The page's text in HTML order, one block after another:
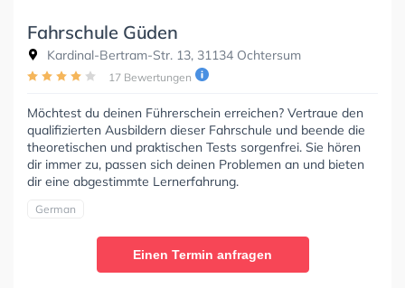
Fahrschule Güden
Kardinal-Bertram-Str. 13, 31134 Ochtersum
17 Bewertungen
Möchtest du deinen Führerschein erreichen? Vertraue den
qualifizierten Ausbildern dieser Fahrschule und beende die
theoretischen und praktischen Tests sorgenfrei. Sie hören
dir immer zu, passen sich deinen Problemen an und bieten
dir eine abgestimmte Lernerfahrung.
German
Einen Termin anfragen